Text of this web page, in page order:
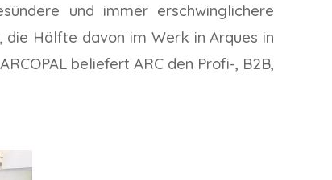
und immer erschwinglichere
die Hälfte davon im Werk in Arques in
beliefert ARC den Profi-, B2B,